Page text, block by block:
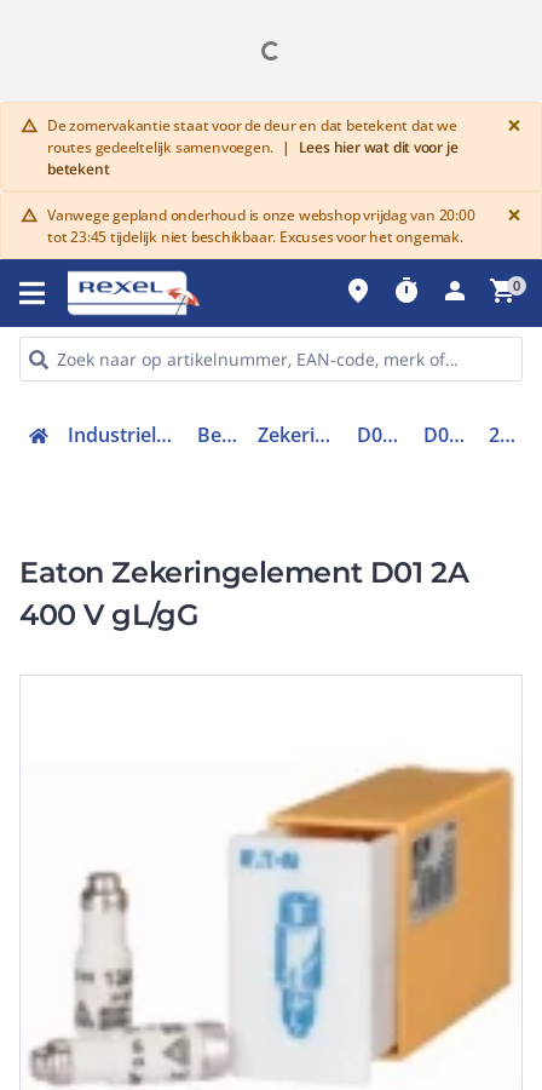
warning De zomervakantie staat voor de deur en dat betekent dat we
routes gedeeltelijk samenvoegen. |
Lees hier wat dit voor je
betekent
×
warning Vanwege gepland onderhoud is onze webshop vrijdag van 20:00
tot 23:45 tijdelijk niet beschikbaar. Excuses voor het ongemak.
×
place timer person shopping_cart0
Industriele componenten Beveiliging Zekeringsmateriaal D0-zekering D0-zekering 288934
Eaton Zekeringelement D01 2A
400 V gL/gG